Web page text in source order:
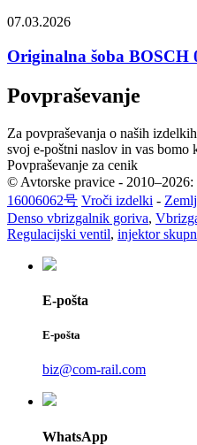
07.03.2026
Originalna šoba BOSCH
Povpraševanje
Za povpraševanja o naših
svoj e-poštni naslov in vas bomo
Povpraševanje za cenik
© Avtorske pravice - 2010–2026:
16006062号 Vroči izdelki -
Denso vbrizgalnik goriva,
Regulacijski ventil, injektor
E-pošta
E-pošta
biz@com-rail.com
WhatsApp